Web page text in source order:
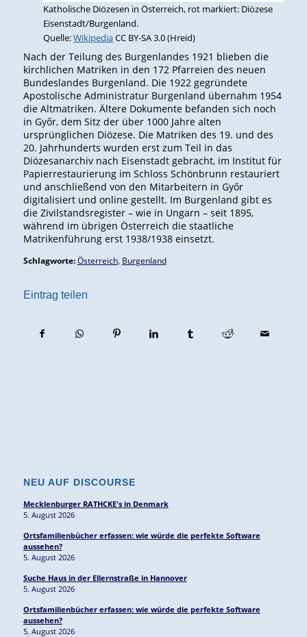
Katholische Diözesen in Österreich, rot markiert: Diözese
Eisenstadt/Burgenland.
Quelle:WikipediaCC BY-SA 3.0 (Hreid)
Nach der Teilung des Burgenlandes 1921 blieben die
kirchlichen Matriken in den 172 Pfarreien des neuen
Bundeslandes Burgenland. Die 1922 gegründete
Apostolische Administratur Burgenland übernahm 1954
die Altmatriken. Ältere Dokumente befanden sich noch
in Győr, dem Sitz der über 1000 Jahre alten
ursprünglichen Diözese. Die Matriken des 19. und des
20. Jahrhunderts wurden erst zum Teil in das
Diözesanarchiv nach Eisenstadt gebracht, im Institut für
Papierrestaurierung im Schloss Schönbrunn restauriert
und anschließend von den Mitarbeitern in Győr
digitalisiert und online gestellt. Im Burgenland gibt es
die Zivilstandsregister – wie in Ungarn – seit 1895,
während im übrigen Österreich die staatliche
Matrikenführung erst 1938/1938 einsetzt.
Schlagworte: Österreich, Burgenland
Eintrag teilen
NEU AUF DISCOURSE
Mecklenburger RATHCKE's in Denmark
5. August 2026
Ortsfamilienbücher erfassen: wie würde die perfekte Software
aussehen?
5. August 2026
Suche Haus in der Ellernstraße in Hannover
5. August 2026
Ortsfamilienbücher erfassen: wie würde die perfekte Software
aussehen?
5. August 2026